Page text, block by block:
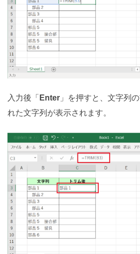
入力後「 Enter 」を押すと、文字列
れた文字列が表示されます。